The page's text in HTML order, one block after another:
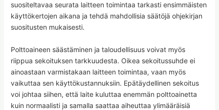
suositeltavaa seurata laitteen toimintaa tarkasti ensimmäisten
käyttökertojen aikana ja tehdä mahdollisia säätöjä ohjekirjan
suositusten mukaisesti.
Polttoaineen säästäminen ja taloudellisuus voivat myös
riippua sekoituksen tarkkuudesta. Oikea sekoitussuhde ei
ainoastaan varmistakaan laitteen toimintaa, vaan myös
vaikuttaa sen käyttökustannuksiin. Epätäydellinen sekoitus
voi johtaa siihen, että laite kuluttaa enemmän polttoainetta
kuin normaalisti ja samalla saattaa aiheuttaa ylimääräisiä